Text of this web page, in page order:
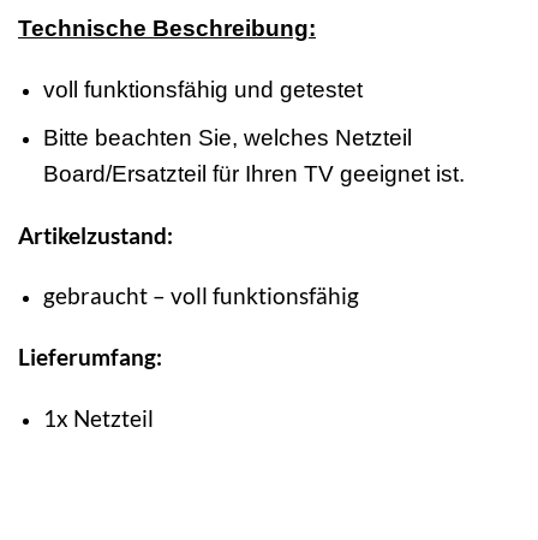
Technische Beschreibung:
voll funktionsfähig und getestet
Bitte beachten Sie, welches Netzteil
Board/Ersatzteil für Ihren TV geeignet ist.
Artikelzustand:
gebraucht – voll funktionsfähig
Lieferumfang:
1x Netzteil